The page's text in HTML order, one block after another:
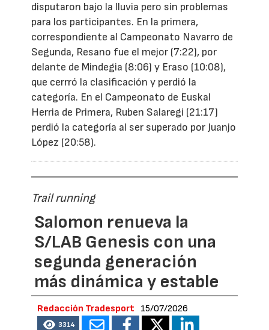
disputaron bajo la lluvia pero sin problemas
para los participantes. En la primera,
correspondiente al Campeonato Navarro de
Segunda, Resano fue el mejor (7:22), por
delante de Mindegia (8:06) y Eraso (10:08),
que cerrró la clasificación y perdió la
categoría. En el Campeonato de Euskal
Herria de Primera, Ruben Salaregi (21:17)
perdió la categoría al ser superado por Juanjo
López (20:58).
Trail running
Salomon renueva la
S/LAB Genesis con una
segunda generación
más dinámica y estable
Redacción Tradesport 15/07/2026
3314